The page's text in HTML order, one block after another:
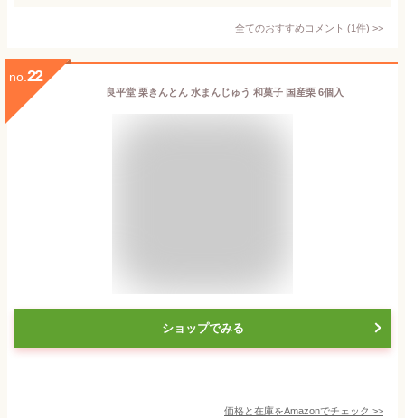
全てのおすすめコメント (1件) >
no. 22
良平堂 栗きんとん 水まんじゅう 和菓子 国産栗 6個入
ショップでみる
価格と在庫をAmazonでチェック >>